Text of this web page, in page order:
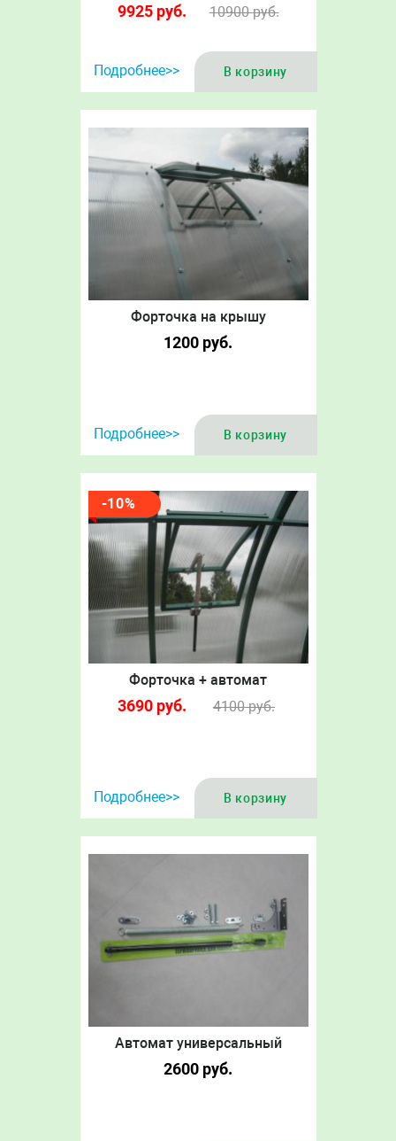
9925 руб. 10900руб.
Подробнее>> В корзину
Форточка на крышу
1200 руб.
Подробнее>> В корзину
-10%
Форточка + автомат
3690 руб. 4100руб.
Подробнее>> В корзину
Автомат универсальный
2600 руб.